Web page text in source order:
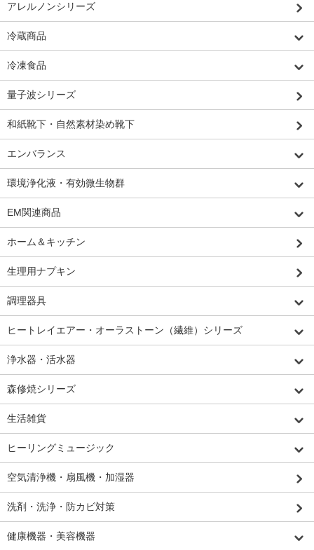
アレルノンシリーズ
冷蔵商品
冷凍食品
量子波シリーズ
和紙靴下・自然素材染め靴下
エンバランス
環境浄化液・有効微生物群
EM関連商品
ホーム＆キッチン
生理用ナプキン
調理器具
ヒートレイエアー・オーラストーン（繊維）シリーズ
浄水器・活水器
森修焼シリーズ
生活雑貨
ヒーリングミュージック
空気清浄機・扇風機・加湿器
洗剤・洗浄・防カビ対策
健康機器・美容機器